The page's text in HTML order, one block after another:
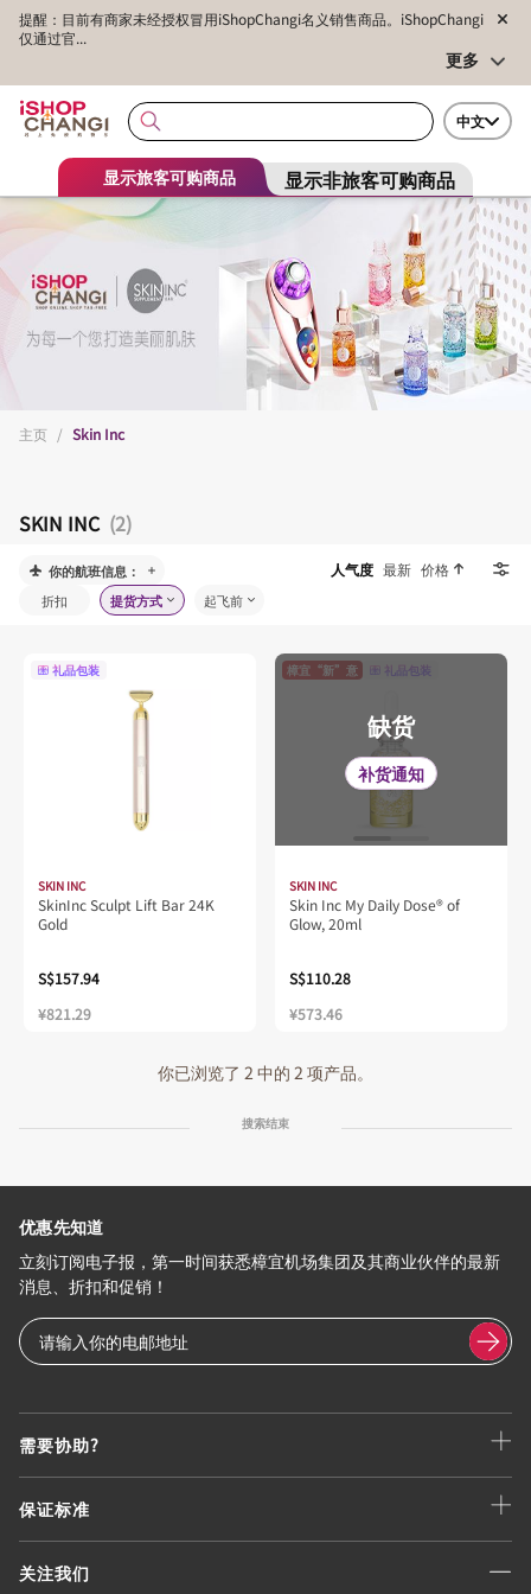
提醒：目前有商家未经授权冒用iShopChangi名义销售商品。iShopChangi
仅通过官...
更多
中文
显示旅客可购商品 显示非旅客可购商品
主页 / Skin Inc
SKIN INC (2)
你的航班信息： 人气度 最新 价格
折扣 提货方式 起飞前
礼品包装
SKIN INC
SkinInc Sculpt Lift Bar 24K
Gold
S$157.94
¥821.29
缺货
补货通知
樟宜“新”意 礼品包装
SKIN INC
Skin Inc My Daily Dose® of
Glow, 20ml
S$110.28
¥573.46
你已浏览了 2 中的 2 项产品。
搜索结束
需要协助?
保证标准
关注我们
优惠先知道
立刻订阅电子报，第一时间获悉樟宜机场集团及其商业伙伴的最新
消息、折扣和促销！